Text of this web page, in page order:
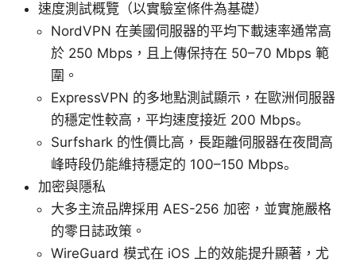
速度測試概覽（以實驗室條件為基礎）
NordVPN 在美國伺服器的平均下載速率通常高
於 250 Mbps，且上傳保持在 50–70 Mbps 範
圍。
ExpressVPN 的多地點測試顯示，在歐洲伺服器
的穩定性較高，平均速度接近 200 Mbps。
Surfshark 的性價比高，長距離伺服器在夜間高
峰時段仍能維持穩定的 100–150 Mbps。
加密與隱私
大多主流品牌採用 AES-256 加密，並實施嚴格
的零日誌政策。
WireGuard 模式在 iOS 上的效能提升顯著，尤